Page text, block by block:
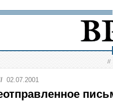
//
02.07.2001